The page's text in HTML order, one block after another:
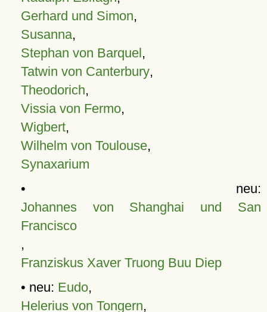
Gerhard und Simon,
Susanna,
Stephan von Barquel,
Tatwin von Canterbury,
Theodorich,
Vissia von Fermo,
Wigbert,
Wilhelm von Toulouse,
Synaxarium
• neu:
Johannes von Shanghai und San
Francisco
,
Franziskus Xaver Truong Buu Diep
• neu: Eudo,
Helerius von Tongern,